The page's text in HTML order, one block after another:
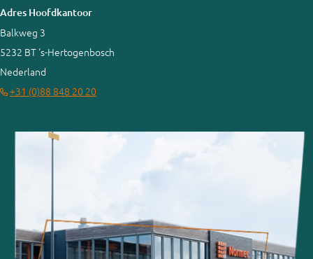
Adres Hoofdkantoor
Balkweg 3
5232 BT ‘s-Hertogenbosch
Nederland
+31 (0)88 848 20 20